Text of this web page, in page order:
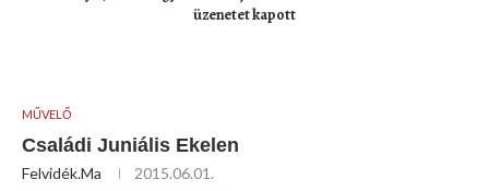
üzenetet kapott
MŰVELŐ
Családi Juniális Ekelen
Felvidék.ma 2015.06.01.